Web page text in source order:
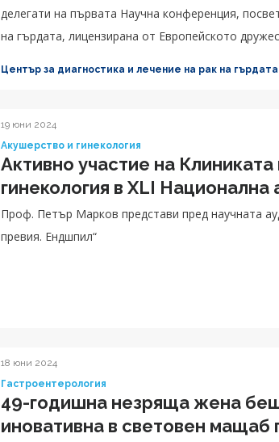
делегати на първата Научна конференция,
на гърдата, лицензирана от Европейското
Център за диагностика и лечение на рак на гърдата
19 юни 2024
Акушерство и гинекология
Активно участие на
гинекология в XLI
Проф. Петър Марков представи пред научната
превия. Ендшпил“
18 юни 2024
Гастроентерология
49-годишна незряща жена
иновативна в световен